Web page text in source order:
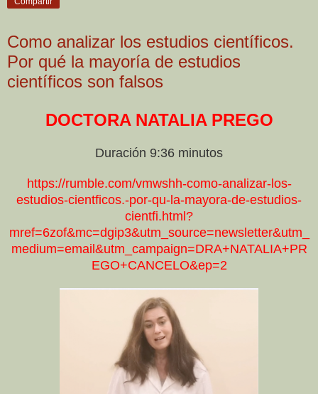
Como analizar los estudios científicos.
Por qué la mayoría de estudios
científicos son falsos
DOCTORA NATALIA PREGO
Duración 9:36 minutos
https://rumble.com/vmwshh-como-analizar-los-
estudios-cientficos.-por-qu-la-mayora-de-estudios-
cientfi.html?
mref=6zof&mc=dgip3&utm_source=newsletter&utm_
medium=email&utm_campaign=DRA+NATALIA+PR
EGO+CANCELO&ep=2